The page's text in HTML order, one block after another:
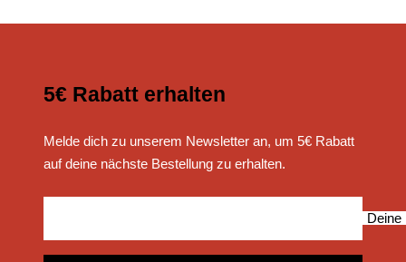
5€ Rabatt erhalten
Melde dich zu unserem Newsletter an, um 5€ Rabatt
auf deine nächste Bestellung zu erhalten.
Deine